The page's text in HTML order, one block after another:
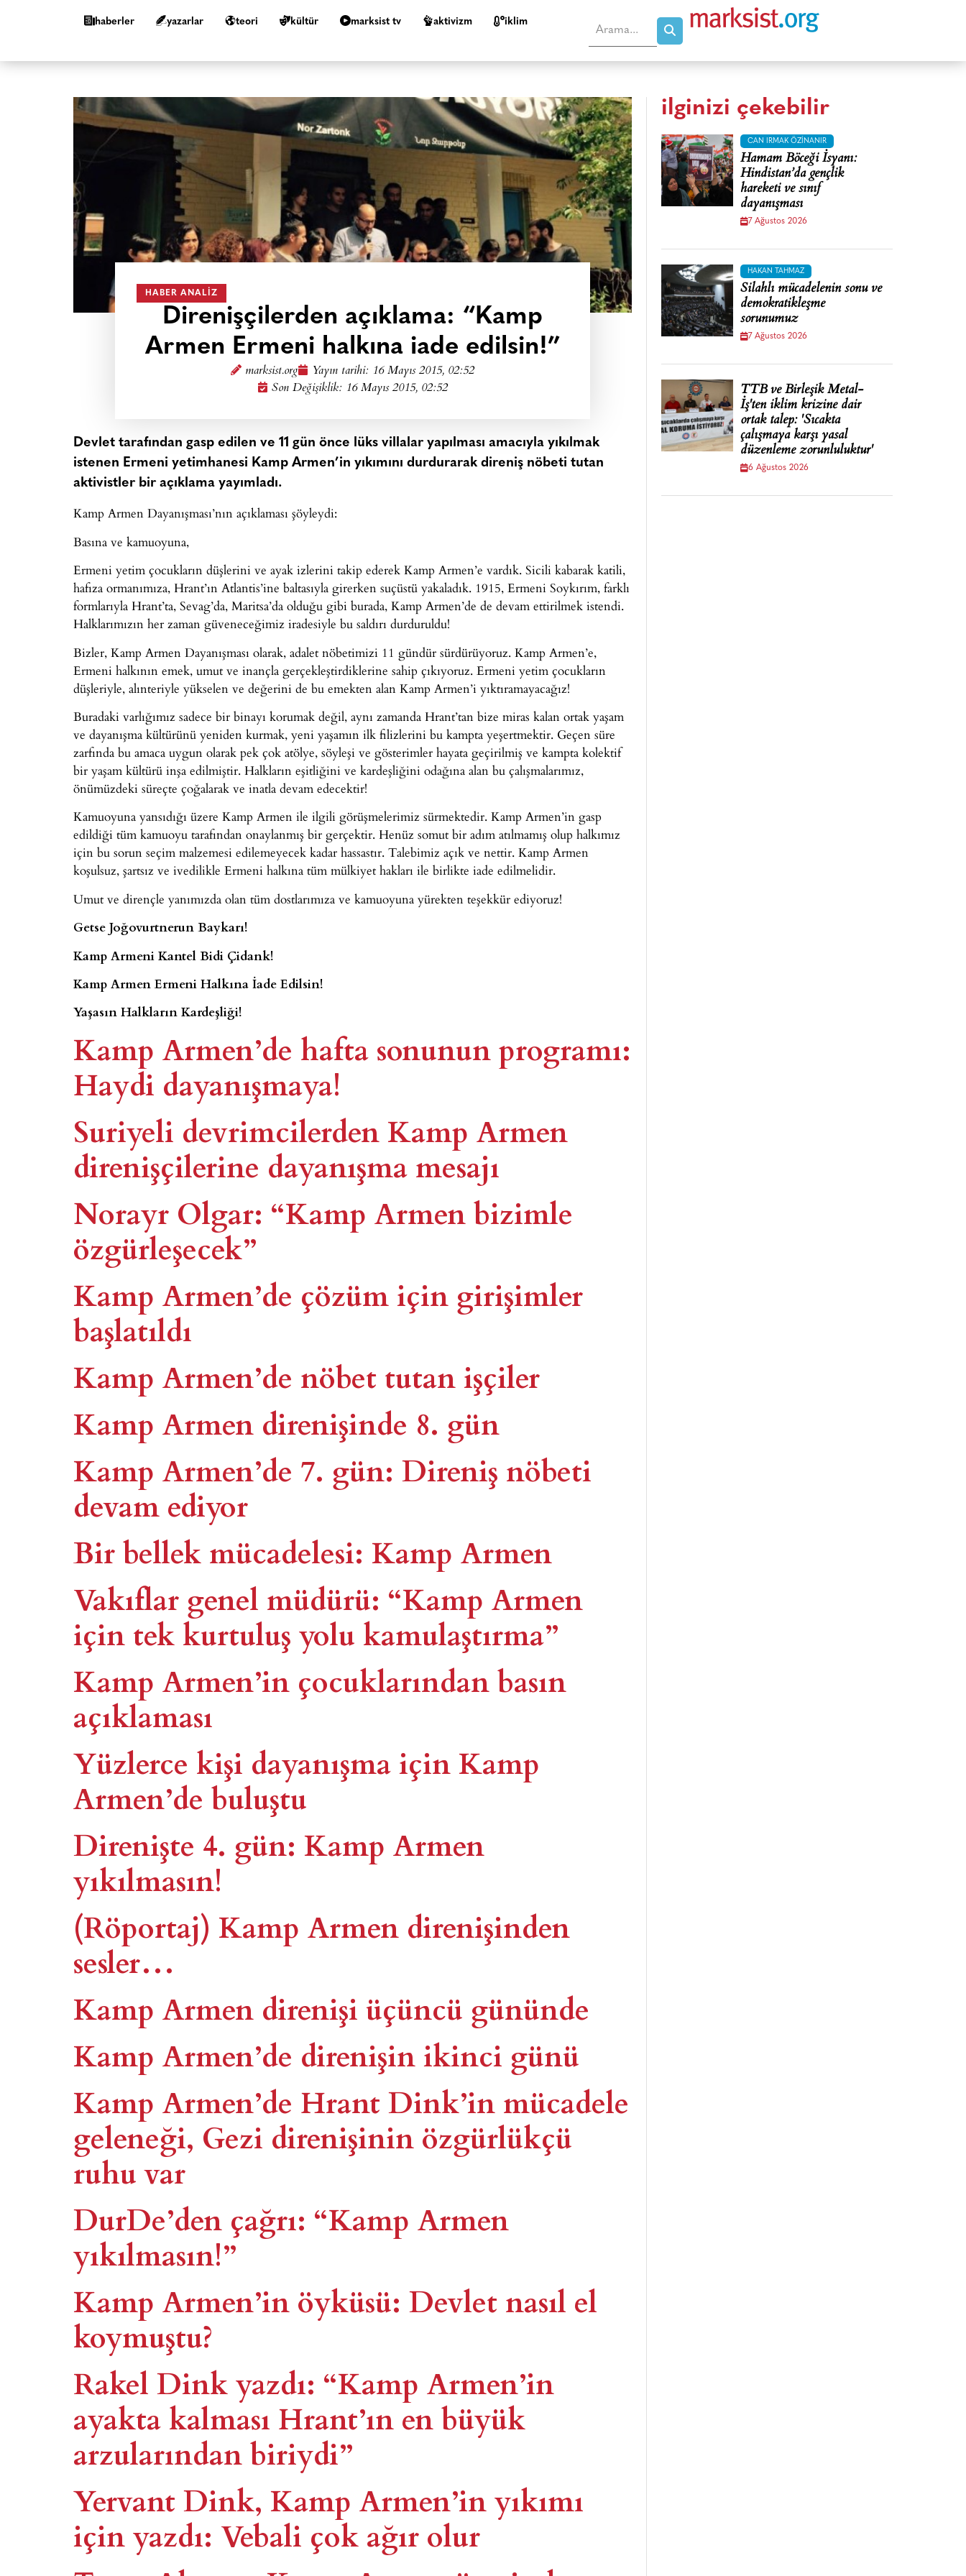
haberler yazarlar teori kültür marksist tv aktivizm i̇klim
HABER ANALIZ
Direnişçilerden açıklama: “Kamp
Armen Ermeni halkına iade edilsin!”
marksist.org Yayın tarihi: 16 Mayıs 2015, 02:52
Son Değişiklik: 16 Mayıs 2015, 02:52
Devlet tarafından gasp edilen ve 11 gün önce lüks villalar yapılması amacıyla yıkılmak
istenen Ermeni yetimhanesi Kamp Armen’in yıkımını durdurarak direniş nöbeti tutan
aktivistler bir açıklama yayımladı.
Kamp Armen Dayanışması’nın açıklaması şöyleydi:
Basına ve kamuoyuna,
Ermeni yetim çocukların düşlerini ve ayak izlerini takip ederek Kamp Armen’e vardık. Sicili kabarak katili,
hafıza ormanımıza, Hrant’ın Atlantis’ine baltasıyla girerken suçüstü yakaladık. 1915, Ermeni Soykırım, farklı
formlarıyla Hrant’ta, Sevag’da, Maritsa’da olduğu gibi burada, Kamp Armen’de de devam ettirilmek istendi.
Halklarımızın her zaman güveneceğimiz iradesiyle bu saldırı durduruldu!
Bizler, Kamp Armen Dayanışması olarak, adalet nöbetimizi 11 gündür sürdürüyoruz. Kamp Armen’e,
Ermeni halkının emek, umut ve inançla gerçekleştirdiklerine sahip çıkıyoruz. Ermeni yetim çocukların
düşleriyle, alınteriyle yükselen ve değerini de bu emekten alan Kamp Armen’i yıktıramayacağız!
Buradaki varlığımız sadece bir binayı korumak değil, aynı zamanda Hrant’tan bize miras kalan ortak yaşam
ve dayanışma kültürünü yeniden kurmak, yeni yaşamın ilk filizlerini bu kampta yeşertmektir. Geçen süre
zarfında bu amaca uygun olarak pek çok atölye, söyleşi ve gösterimler hayata geçirilmiş ve kampta kolektif
bir yaşam kültürü inşa edilmiştir. Halkların eşitliğini ve kardeşliğini odağına alan bu çalışmalarımız,
önümüzdeki süreçte çoğalarak ve inatla devam edecektir!
Kamuoyuna yansıdığı üzere Kamp Armen ile ilgili görüşmelerimiz sürmektedir. Kamp Armen’in gasp
edildiği tüm kamuoyu tarafından onaylanmış bir gerçektir. Henüz somut bir adım atılmamış olup halkımız
için bu sorun seçim malzemesi edilemeyecek kadar hassastır. Talebimiz açık ve nettir. Kamp Armen
koşulsuz, şartsız ve ivedilikle Ermeni halkına tüm mülkiyet hakları ile birlikte iade edilmelidir.
Umut ve dirençle yanımızda olan tüm dostlarımıza ve kamuoyuna yürekten teşekkür ediyoruz!
Getse Joğovurtnerun Baykarı!
Kamp Armeni Kantel Bidi Çidank!
Kamp Armen Ermeni Halkına İade Edilsin!
Yaşasın Halkların Kardeşliği!
Kamp Armen’de hafta sonunun programı:
Haydi dayanışmaya!
Suriyeli devrimcilerden Kamp Armen
direnişçilerine dayanışma mesajı
Norayr Olgar: “Kamp Armen bizimle
özgürleşecek”
Kamp Armen’de çözüm için girişimler
başlatıldı
Kamp Armen’de nöbet tutan işçiler
Kamp Armen direnişinde 8. gün
Kamp Armen’de 7. gün: Direniş nöbeti
devam ediyor
Bir bellek mücadelesi: Kamp Armen
Vakıflar genel müdürü: “Kamp Armen
için tek kurtuluş yolu kamulaştırma”
Kamp Armen’in çocuklarından basın
açıklaması
Yüzlerce kişi dayanışma için Kamp
Armen’de buluştu
Direnişte 4. gün: Kamp Armen
yıkılmasın!
(Röportaj) Kamp Armen direnişinden
sesler…
Kamp Armen direnişi üçüncü gününde
Kamp Armen’de direnişin ikinci günü
Kamp Armen’de Hrant Dink’in mücadele
geleneği, Gezi direnişinin özgürlükçü
ruhu var
DurDe’den çağrı: “Kamp Armen
yıkılmasın!”
Kamp Armen’in öyküsü: Devlet nasıl el
koymuştu?
Rakel Dink yazdı: “Kamp Armen’in
ayakta kalması Hrant’ın en büyük
arzularından biriydi”
Yervant Dink, Kamp Armen’in yıkımı
için yazdı: Vebali çok ağır olur
ilginizi çekebilir
CAN IRMAK ÖZINANIR
Hamam Böceği İsyanı:
Hindistan’da gençlik
hareketi ve sınıf
dayanışması
7 Ağustos 2026
HAKAN TAHMAZ
Silahlı mücadelenin sonu ve
demokratikleşme
sorunumuz
7 Ağustos 2026
TTB ve Birleşik Metal-
İş'ten iklim krizine dair
ortak talep: 'Sıcakta
çalışmaya karşı yasal
düzenleme zorunluluktur'
6 Ağustos 2026